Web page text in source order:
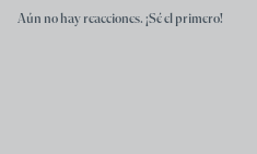
Aún no hay reacciones. ¡Sé el primero!